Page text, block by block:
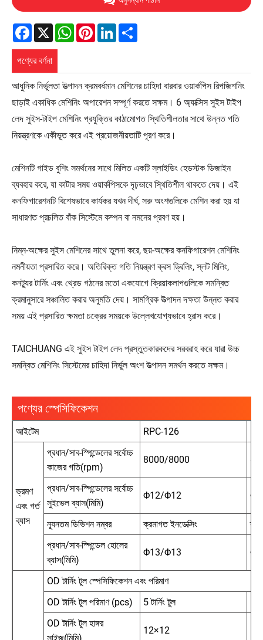
Facebook
X WhatsApp
PinterestLinkedIn
পণ্যের বর্ণনা
আধুনিক নির্ভুলতা উত্পাদন ক্রমবর্ধমান মেশিনের চাহিদা বারবার ওয়ার্কপিস রিপজিশনিং
ছাড়াই একাধিক মেশিনিং অপারেশন সম্পূর্ণ করতে সক্ষম। 6 অ্যাক্সিস সুইস টাইপ
লেদ সুইস-টাইপ মেশিনিং প্রযুক্তির কাঠামোগত স্থিতিশীলতার সাথে উন্নত গতি
নিয়ন্ত্রণকে একীভূত করে এই প্রয়োজনীয়তাটি পূরণ করে।
মেশিনটি গাইড বুশিং সমর্থনের সাথে মিলিত একটি স্লাইডিং হেডস্টক ডিজাইন
ব্যবহার করে, যা কাটার সময় ওয়ার্কপিসকে দৃঢ়ভাবে স্থিতিশীল থাকতে দেয়। এই
কনফিগারেশনটি বিশেষভাবে কার্যকর যখন দীর্ঘ, সরু অংশগুলিকে মেশিন করা হয় যা
সাধারণত প্রচলিত বাঁক সিস্টেমে কম্পন বা নমনের প্রবণ হয়।
নিম্ন-অক্ষের সুইস মেশিনের সাথে তুলনা করে, ছয়-অক্ষের কনফিগারেশন মেশিনিং
নমনীয়তা প্রসারিত করে। অতিরিক্ত গতি নিয়ন্ত্রণ ক্রস ড্রিলিং, স্লট মিলিং,
কনট্যুর টার্নিং এবং থ্রেড গঠনের মতো একযোগে ক্রিয়াকলাপগুলিকে সমন্বিত
ক্রমানুসারে সঞ্চালিত করার অনুমতি দেয়। সামগ্রিক উত্পাদন দক্ষতা উন্নত করার
সময় এই প্রসারিত ক্ষমতা চক্রের সময়কে উল্লেখযোগ্যভাবে হ্রাস করে।
TAICHUANG এই সুইস টাইপ লেদ প্রস্তুতকারকদের সরবরাহ করে যারা উচ্চ
সমন্বিত মেশিনিং সিস্টেমের চাহিদা নির্ভুল অংশ উত্পাদন সমর্থন করতে সক্ষম।
পণ্যের স্পেসিফিকেশন
আইটেম RPC-126
ভ্রমণ
এবং গর্ত
ব্যাস
প্রধান/সাব-স্পিন্ডেলের সর্বোচ্চ
কাজের গতি(rpm)
8000/8000
প্রধান/সাব-স্পিন্ডেলের সর্বোচ্চ
সুইভেল ব্যাস(মিমি)
Φ12/Φ12
ন্যূনতম ডিভিশন নম্বর ক্রমাগত ইনডেক্সিং
প্রধান/সাব-স্পিন্ডেল হোলের
ব্যাস(মিমি)
Φ13/Φ13
OD টার্নিং টুল স্পেসিফিকেশন এবং পরিমাণ
OD টার্নিং টুল পরিমাণ (pcs)
5 টার্নিং টুল
OD টার্নিং টুল হাঙ্গর
12×12